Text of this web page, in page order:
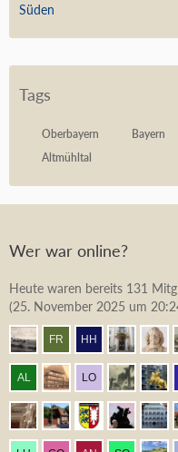
Süden
Tags
Oberbayern Bayern
Altmühltal
Wer war online?
Heute waren bereits 131
(25. November 2025 um